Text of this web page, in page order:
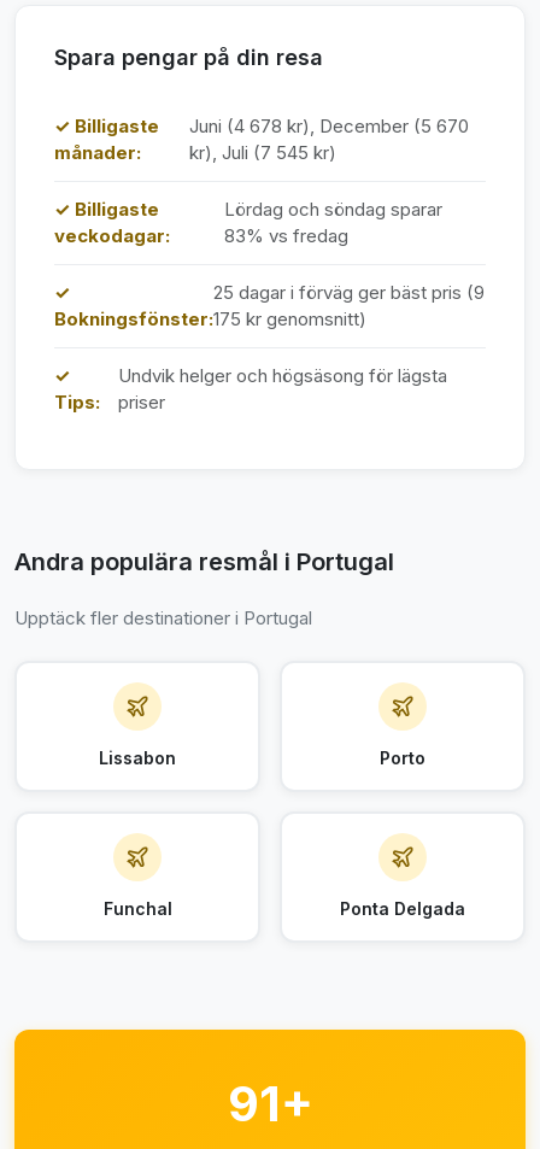
Spara pengar på din resa
✓ Billigaste
månader:
Juni (4 678 kr), December (5 670
kr), Juli (7 545 kr)
✓ Billigaste
veckodagar:
Lördag och söndag sparar
83% vs fredag
✓
Bokningsfönster:
25 dagar i förväg ger bäst pris (9
175 kr genomsnitt)
✓
Tips:
Undvik helger och högsäsong för lägsta
priser
Andra populära resmål i Portugal
Upptäck fler destinationer i Portugal
Lissabon Porto
Funchal Ponta Delgada
91+